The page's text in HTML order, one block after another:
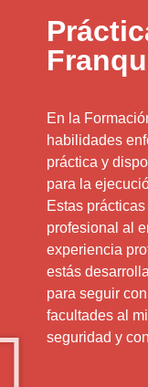
En la
habilidades
práctica y
para la
Estas
profesional al
experiencia
estás
para seguir
facultades al
seguridad y